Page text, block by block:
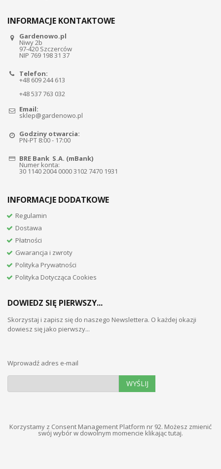
INFORMACJE KONTAKTOWE
Gardenowo.pl
Niwy 2b
97-420 Szczerców
NIP 769 198 31 37
Telefon:
+48 609 244 613
+48 537 763 032
Email:
sklep@gardenowo.pl
Godziny otwarcia:
PN-PT 8:00 - 17:00
BRE Bank S.A. (mBank)
Numer konta:
30 1140 2004 0000 3102 7470 1931
INFORMACJE DODATKOWE
Regulamin
Dostawa
Płatności
Gwarancja i zwroty
Polityka Prywatności
Polityka Dotycząca Cookies
DOWIEDZ SIĘ PIERWSZY...
Skorzystaj i zapisz się do naszego Newslettera. O każdej okazji
dowiesz się jako pierwszy...
Wprowadź adres e-mail
WYŚLIJ
Korzystamy z Consent Management Platform nr 92. Możesz zmienić
swój wybór w dowolnym momencie klikając tutaj.